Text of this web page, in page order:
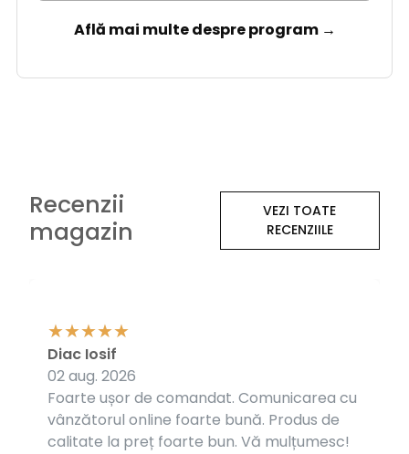
Află mai multe despre program →
Recenzii
magazin
VEZI TOATE
RECENZIILE
Foarte ușor de comandat. Comunicarea cu
vânzătorul online foarte bună. Produs de
calitate la preț foarte bun. Vă mulțumesc!
Diac Iosif
02 aug. 2026